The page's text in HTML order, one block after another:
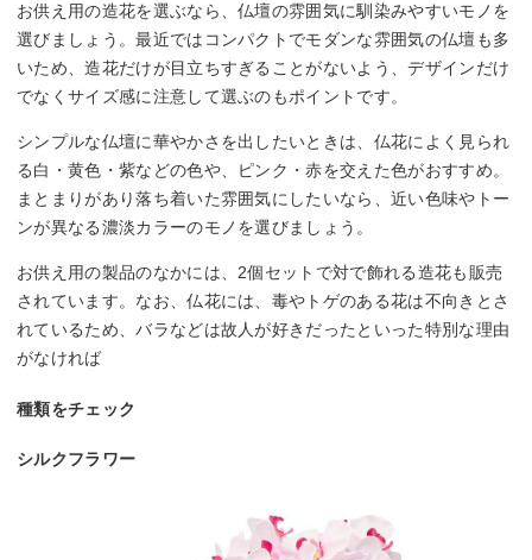
お供え用の造花を選ぶなら、仏壇の雰囲気に馴染みやすいモノを
選びましょう。最近ではコンパクトでモダンな雰囲気の仏壇も多
いため、造花だけが目立ちすぎることがないよう、デザインだけ
でなくサイズ感に注意して選ぶのもポイントです。
シンプルな仏壇に華やかさを出したいときは、仏花によく見られ
る白・黄色・紫などの色や、ピンク・赤を交えた色がおすすめ。
まとまりがあり落ち着いた雰囲気にしたいなら、近い色味やトー
ンが異なる濃淡カラーのモノを選びましょう。
お供え用の製品のなかには、2個セットで対で飾れる造花も販売
されています。なお、仏花には、毒やトゲのある花は不向きとさ
れているため、バラなどは故人が好きだったといった特別な理由
がなければ
種類をチェック
シルクフラワー